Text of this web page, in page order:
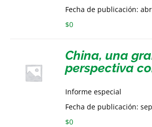
Fecha de publicación:
$0
China, una
perspectiva
Informe especial
Fecha de publicación:
$0